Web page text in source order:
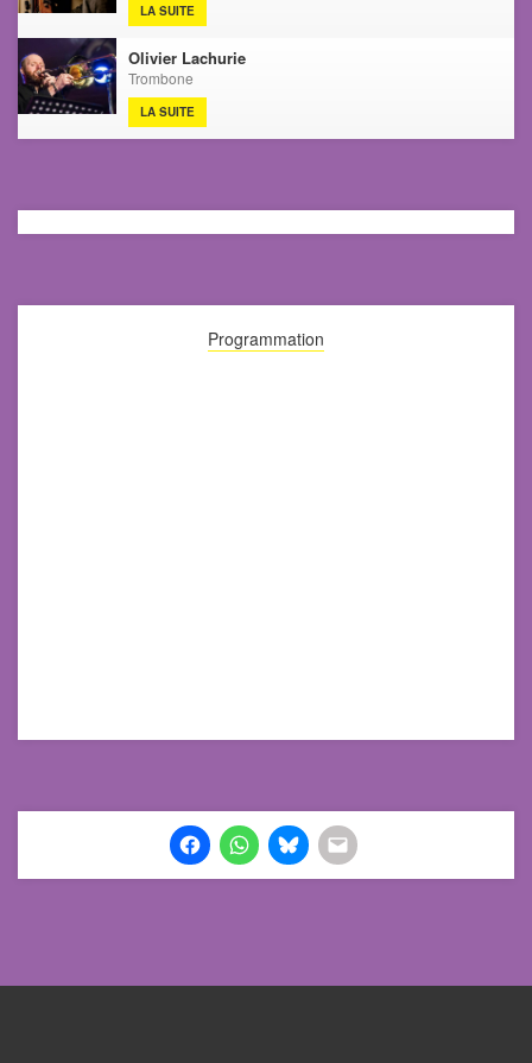
LA SUITE
Olivier Lachurie
Trombone
LA SUITE
Programmation